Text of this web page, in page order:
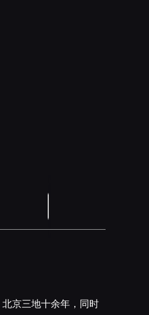
京三地十余年，同时